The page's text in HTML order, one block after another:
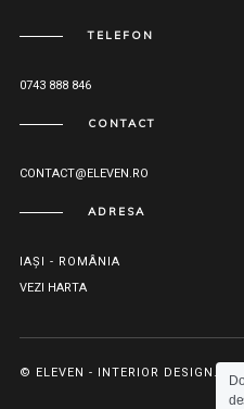
TELEFON
0743 888 846
CONTACT
CONTACT@ELEVEN.RO
ADRESA
IAȘI - ROMÂNIA
VEZI HARTA
© ELEVEN - INTERIOR DESIGN. ALL